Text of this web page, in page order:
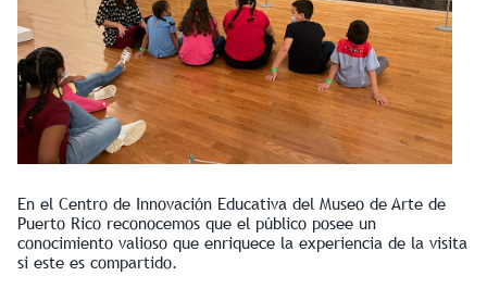
En el Centro de Innovación Educativa del Museo de Arte de
Puerto Rico reconocemos que el público posee un
conocimiento valioso que enriquece la experiencia de la visita
si este es compartido.